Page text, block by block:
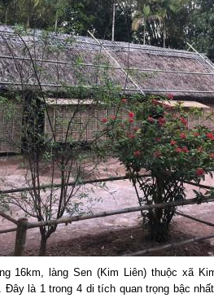
16km, làng Sen (Kim Liên) thuộc xã
Đây là 1 trong 4 di tích quan trọng bậc